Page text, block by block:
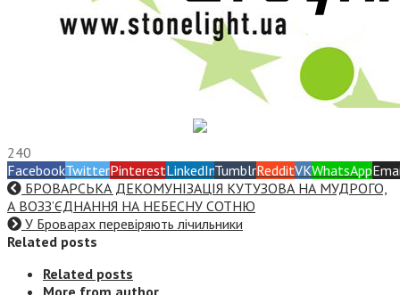
240
FacebookTwitterPinterestLinkedInTumblrRedditVKWhatsApp
БРОВАРСЬКА ДЕКОМУНІЗАЦІЯ КУТУЗОВА НА МУДРОГО,
А ВОЗЗ’ЄДНАННЯ НА НЕБЕСНУ СОТНЮ
У Броварах перевіряють лічильники
Related posts
Related posts